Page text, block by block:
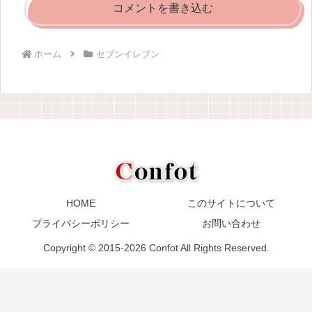
コメントを書き込む
ホーム セブンイレブン
HOME
このサイトについて
プライバシーポリシー
お問い合わせ
Copyright © 2015-2026 Confot All Rights Reserved.